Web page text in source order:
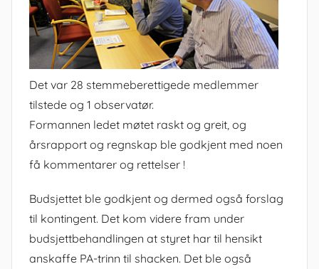
Det var 28 stemmeberettigede medlemmer
tilstede og 1 observatør.
Formannen ledet møtet raskt og greit, og
årsrapport og regnskap ble godkjent med noen
få kommentarer og rettelser !
Budsjettet ble godkjent og dermed også forslag
til kontingent. Det kom videre fram under
budsjettbehandlingen at styret har til hensikt
anskaffe PA-trinn til shacken. Det ble også